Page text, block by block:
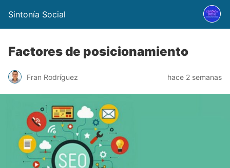
Sintonía Social
Factores de posicionamiento
Fran Rodríguez hace 2 semanas